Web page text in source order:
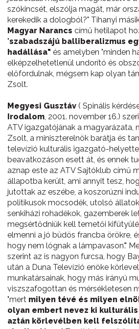
szókincsét, elszólja magát, már
kerekedik a dologból?" Tihanyi
Magyar Narancs című hetilapot
"szabadszájú balliberalizmus
hadállása" és amelyben "minden
elképzelhetetlenül undorító és
előfordulnak, mégsem kap olyan
Zsolt.
Megyesi Gusztáv ( Spinális
Irodalom, 2001. november 16.)
ATV igazgatójának a magyarázata,
Zsolt, a miniszterelnök barátja és
televízió kulturális igazgató-
beavatkozáson esett át, és ennek
aznap este az ATV Sajtóklub című
állapotba került, ami annyit tesz,
jutottak az eszébe, a koszorúzni
politikusok mocsodék, utolsó
senkiházi rohadékok, gazemberek
megsértődniük kell temetői
elmenni a jó büdös francba örökre,
hogy nem lógnak a lámpavason'."
szerint az is nagyon furcsa, hogy
után a Duna Televízió enöke
munkatársainak, hogy más irányú
viszszafogottan és mérsékletesen
"mert milyen tévé és milyen
olyan embert nevez ki
aztán körlevélben kell